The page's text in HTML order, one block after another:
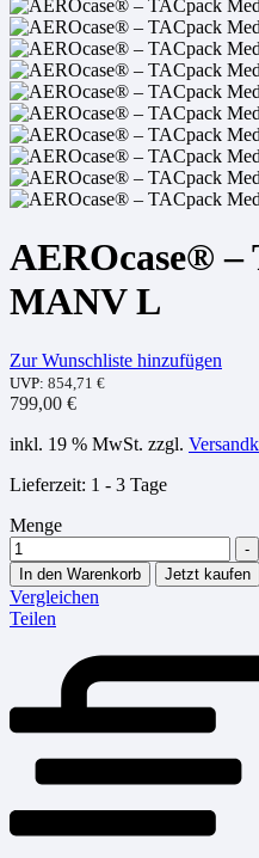
AEROcase®
MANV L
Zur Wunschliste hinzufügen
UVP: 854,71 €
799,00 €
inkl. 19 % MwSt. zzgl.
Lieferzeit: 1 - 3 Tage
Menge
-
In den Warenkorb
Jetzt kaufen
Vergleichen
Teilen